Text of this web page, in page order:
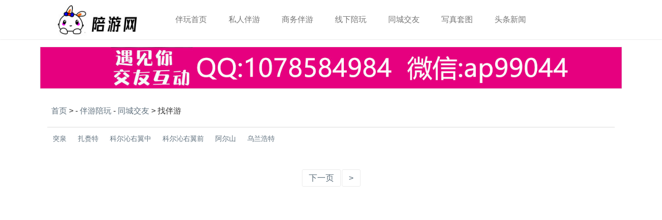
伴玩首页 私人伴游 商务伴游 线下陪玩 同城交友 写真套图 头条新闻
登 录
首页> - 伴游陪玩- 同城交友 > 找伴游
突泉 扎赉特 科尔沁右翼中 科尔沁右翼前 阿尔山 乌兰浩特
下一页 >